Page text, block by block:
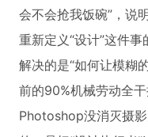
会不会抢我饭碗”，说
重新定义“设计”这件
解决的是“如何让模糊
前的90%机械劳动全
Photoshop没消灭摄